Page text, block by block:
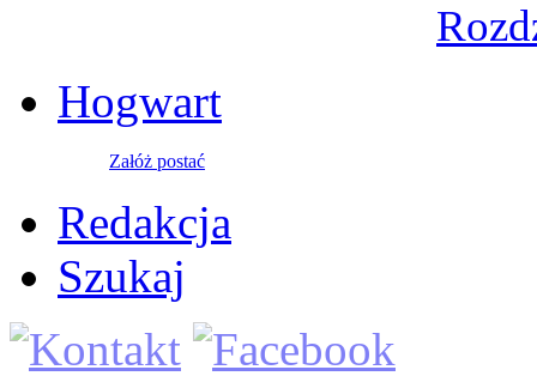
Hogwart
Załóż postać
Redakcja
Szukaj